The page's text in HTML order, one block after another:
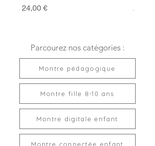
Prix
24,00 € Prix
24,00 €
Parcourez nos catégories :
Montre pédagogique
Montre fille 8-10 ans
Montre digitale enfant
Montre connectée enfant